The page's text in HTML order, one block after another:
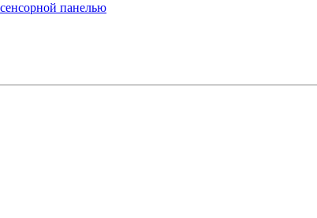
панелью